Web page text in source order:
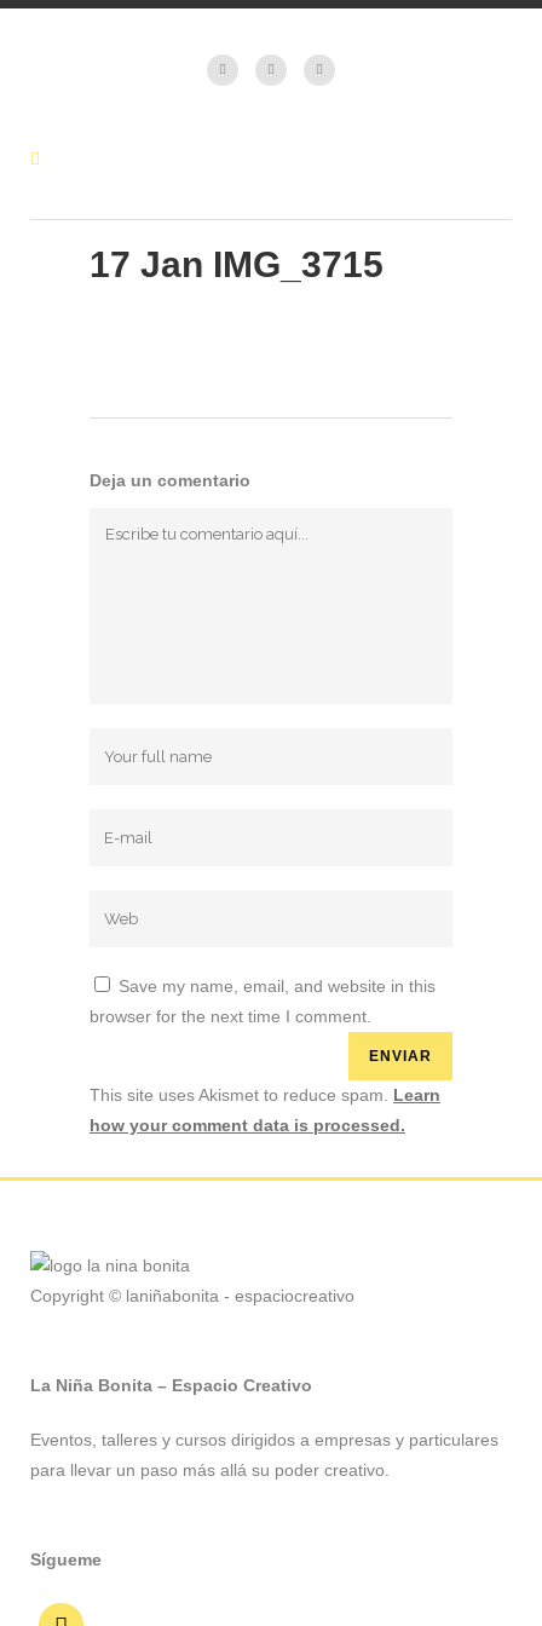
17 Jan IMG_3715
Deja un comentario
Save my name, email, and website in this
browser for the next time I comment.
This site uses Akismet to reduce spam. Learn
how your comment data is processed.
Copyright © laniñabonita - espaciocreativo
La Niña Bonita – Espacio Creativo
Eventos, talleres y cursos dirigidos a empresas y particulares
para llevar un paso más allá su poder creativo.
Sígueme